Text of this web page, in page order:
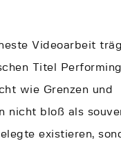
Videoarbeit
Titel
wie Grenzen und
nicht bloß als
existieren,